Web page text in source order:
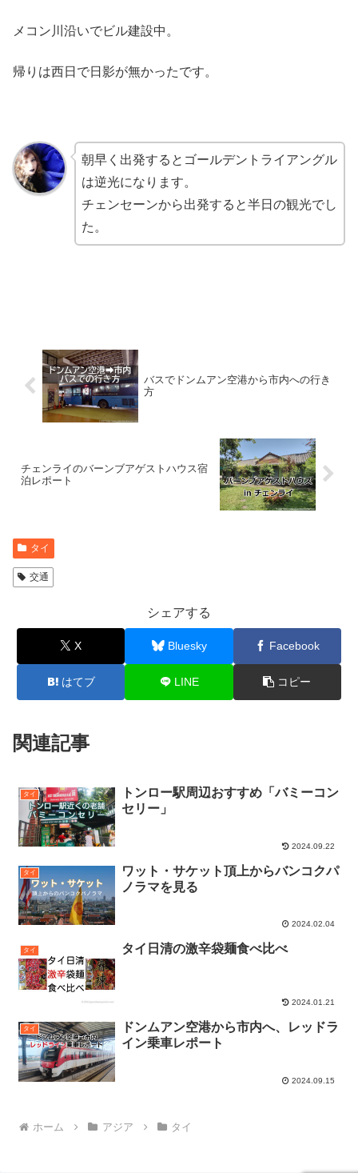
メコン川沿いでビル建設中。
帰りは西日で日影が無かったです。
朝早く出発するとゴールデントライアングル
は逆光になります。
チェンセーンから出発すると半日の観光でし
た。
バスでドンムアン空港から市内への行き
方
チェンライのバーンブアゲストハウス宿
泊レポート
タイ
交通
シェアする
X Bluesky Facebook
はてブ LINE コピー
関連記事
タイ
トンロー駅周辺おすすめ「バミーコン
セリー」
2024.09.22
タイ
ワット・サケット頂上からバンコクパ
ノラマを見る
2024.02.04
タイ タイ日清の激辛袋麺食べ比べ
2024.01.21
タイ
ドンムアン空港から市内へ、レッドラ
イン乗車レポート
2024.09.15
ホーム アジア タイ